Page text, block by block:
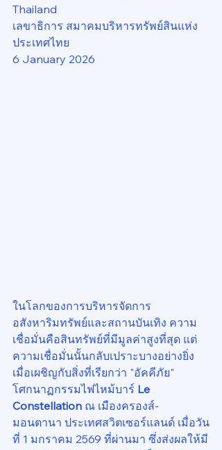
Thailand
เลขาธิการ สมาคมบริหารทรัพย์สินแห่ง
ประเทศไทย
6 January 2026
ในโลกของการบริหารจัดการ
อสังหาริมทรัพย์และสถานบันเทิง ความ
เชื่อมั่นคือสินทรัพย์ที่มีมูลค่าสูงที่สุด แต่
ความเชื่อมั่นนั้นกลับเปราะบางอย่างยิ่ง
เมื่อเผชิญกับสิ่งที่เรียกว่า "อัคคีภัย"
โศกนาฏกรรมไฟไหม้บาร์ Le
Constellation ณ เมืองครองส์-
มอนตานา ประเทศสวิตเซอร์แลนด์ เมื่อวัน
ที่ 1 มกราคม 2569 ที่ผ่านมา ซึ่งส่งผลให้มี